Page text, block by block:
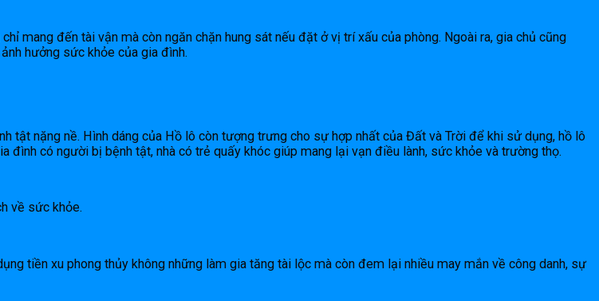
mang đến tài vận mà còn ngăn chặn hung sát nếu đặt ở vị trí xấu của phòng. Ngoài ra, gia chủ cũng
hưởng sức khỏe của gia đình.
nặng nề. Hình dáng của Hồ lô còn tượng trưng cho sự hợp nhất của Đất và Trời để khi sử dụng, hồ lô
có người bị bệnh tật, nhà có trẻ quấy khóc giúp mang lại vạn điều lành, sức khỏe và trường thọ.
về sức khỏe.
tiền xu phong thủy không những làm gia tăng tài lộc mà còn đem lại nhiều may mắn về công danh, sự